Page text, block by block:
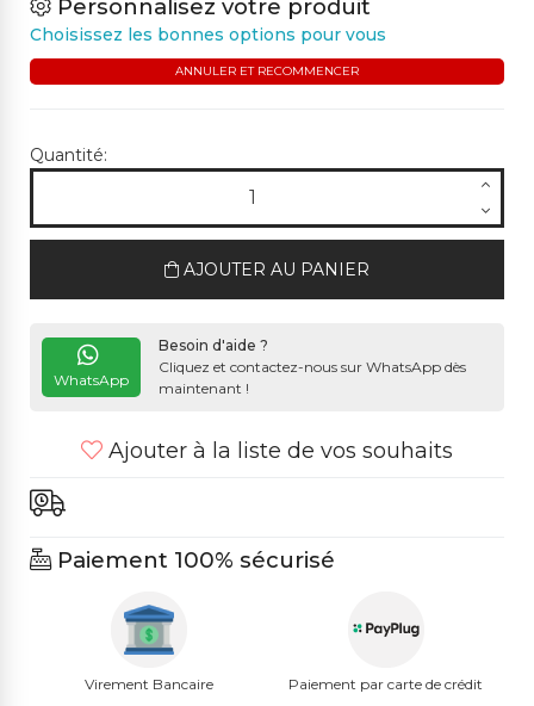
Personnalisez votre produit
Choisissez les bonnes options pour vous
ANNULER ET RECOMMENCER
Quantité:
AJOUTER AU PANIER
WhatsApp
Besoin d'aide ?
Cliquez et contactez-nous sur WhatsApp dès
maintenant !
Ajouter à la liste de vos souhaits
Paiement 100% sécurisé
Virement Bancaire Paiement par carte de crédit